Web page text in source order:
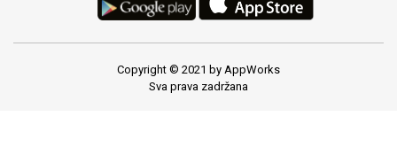
Copyright © 2021 by AppWorks
Sva prava zadržana